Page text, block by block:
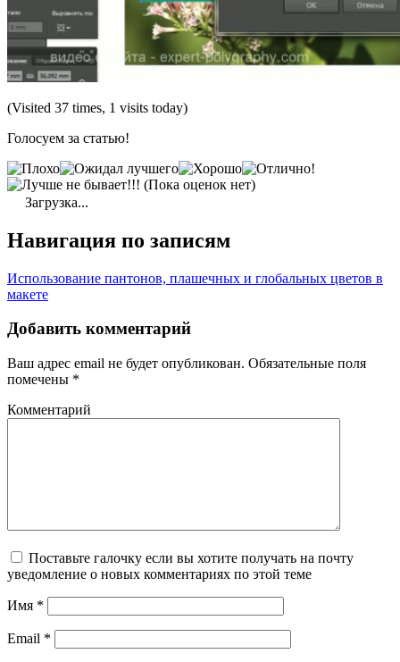
(Visited 37 times, 1 visits today)
Голосуем за статью!
(Пока оценок нет)
Загрузка...
Навигация по записям
Использование пантонов, плашечных и глобальных цветов в
макете
Добавить комментарий
Ваш адрес email не будет опубликован. Обязательные поля
помечены *
Комментарий
Поставьте галочку если вы хотите получать на почту
уведомление о новых комментариях по этой теме
Имя *
Email *